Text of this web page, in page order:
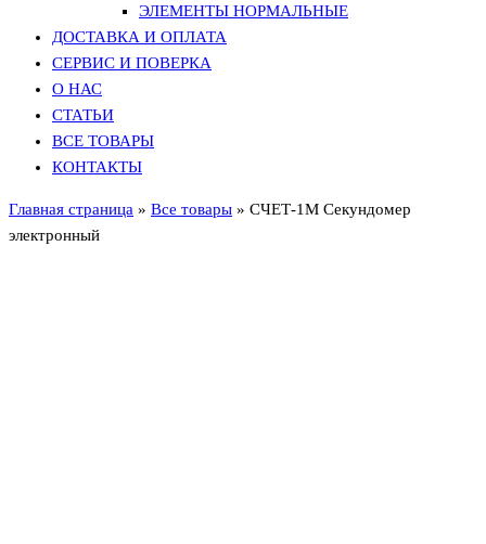
ЭЛЕМЕНТЫ НОРМАЛЬНЫЕ
ДОСТАВКА И ОПЛАТА
СЕРВИС И ПОВЕРКА
О НАС
СТАТЬИ
ВСЕ ТОВАРЫ
КОНТАКТЫ
Главная страница » Все товары » СЧЕТ-1М Секундомер
электронный